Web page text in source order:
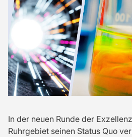
In der neuen Runde der
Ruhrgebiet seinen Status Quo